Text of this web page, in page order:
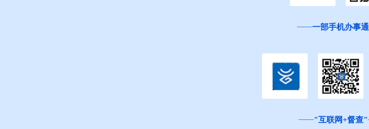
一部手机办事通
"互联网+督查"